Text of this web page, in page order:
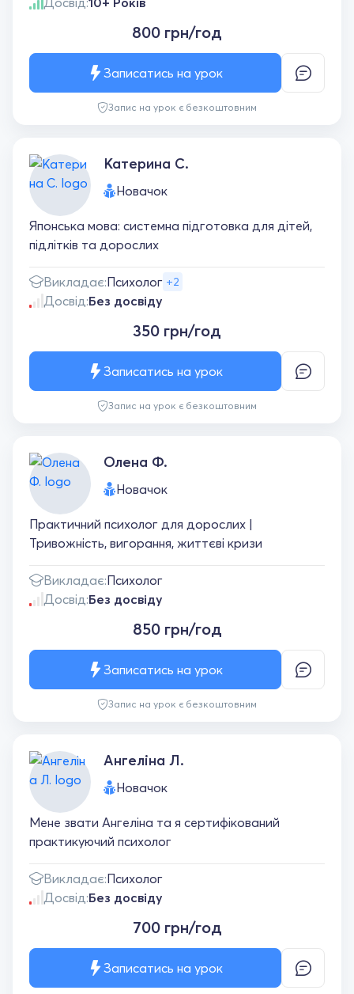
800 грн/год
Запис на урок є безкоштовним
Записатись на урок
Катерина С.
Новачок
Японська мова: системна підготовка для дітей,
підлітків та дорослих
Викладає:Психолог +2
Досвід:Без досвіду
350 грн/год
Запис на урок є безкоштовним
Записатись на урок
Олена Ф.
Новачок
Практичний психолог для дорослих |
Тривожність, вигорання, життєві кризи
Викладає:Психолог
Досвід:Без досвіду
850 грн/год
Запис на урок є безкоштовним
Записатись на урок
Ангеліна Л.
Новачок
Мене звати Ангеліна та я сертифікований
практикуючий психолог
Викладає:Психолог
Досвід:Без досвіду
700 грн/год
Записатись на урок